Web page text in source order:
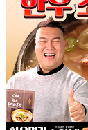
안에 與 내부서 '
립 '본궤도'
재난지역 선포
세입자…경찰, 현
개편"